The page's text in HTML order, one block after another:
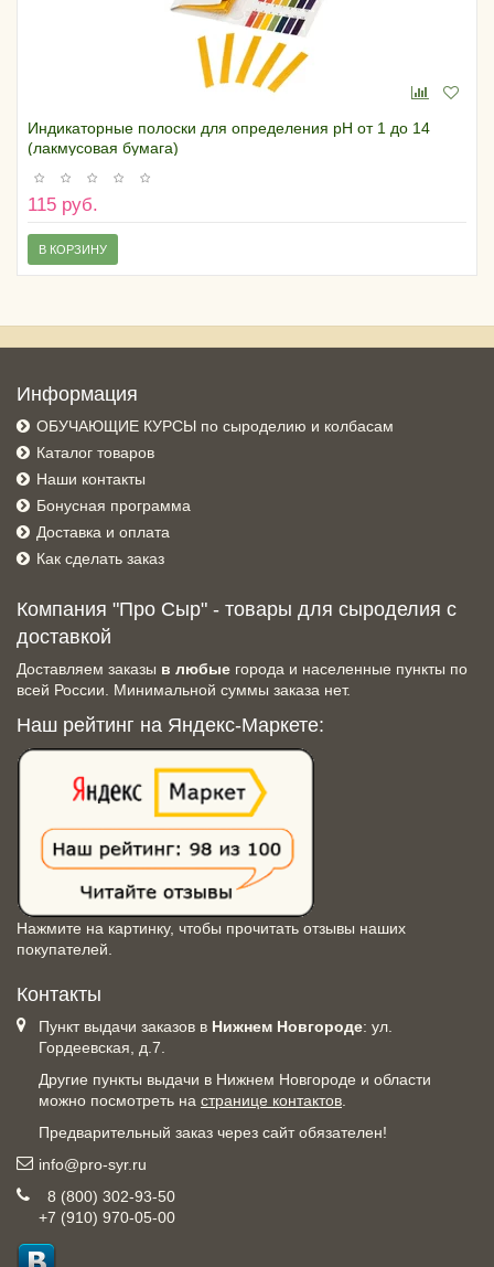
Индикаторные полоски для определения pH от 1 до 14
(лакмусовая бумага)
115 руб.
В КОРЗИНУ
Информация
ОБУЧАЮЩИЕ КУРСЫ по сыроделию и колбасам
Каталог товаров
Наши контакты
Бонусная программа
Доставка и оплата
Как сделать заказ
Компания "Про Сыр" - товары для сыроделия с
доставкой
Доставляем заказы в любые города и населенные пункты по
всей России. Минимальной суммы заказа нет.
Наш рейтинг на Яндекс-Маркете:
Нажмите на картинку, чтобы прочитать отзывы наших
покупателей.
Контакты
Пункт выдачи заказов в Нижнем Новгороде: ул.
Гордеевская, д.7.
Другие пункты выдачи в Нижнем Новгороде и области
можно посмотреть на странице контактов.
Предварительный заказ через сайт обязателен!
info@pro-syr.ru
8 (800) 302-93-50
+7 (910) 970-05-00